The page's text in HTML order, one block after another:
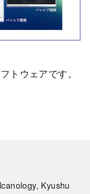
トウェアです。
Kyushu